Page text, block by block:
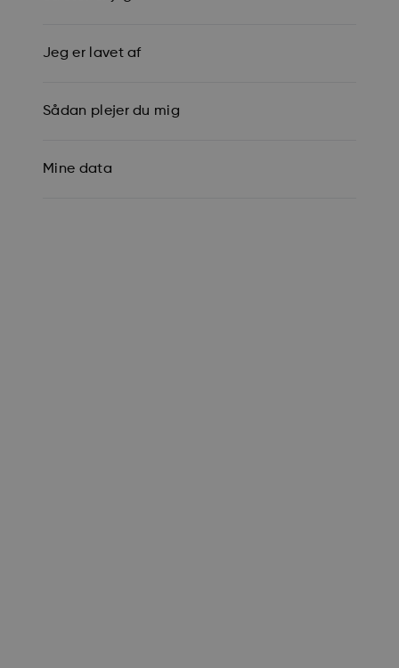
Jeg er lavet af
Sådan plejer du mig
Mine data